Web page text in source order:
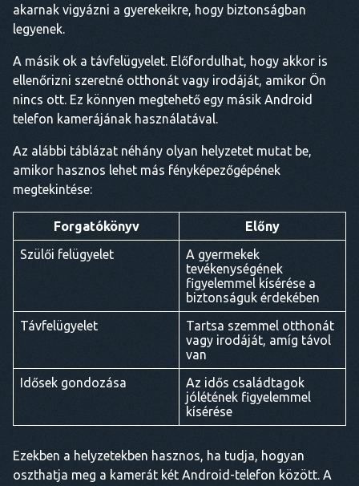
akarnak vigyázni a gyerekeikre, hogy biztonságban
legyenek.
A másik ok a távfelügyelet. Előfordulhat, hogy akkor is
ellenőrizni szeretné otthonát vagy irodáját, amikor Ön
nincs ott. Ez könnyen megtehető egy másik Android
telefon kamerájának használatával.
Az alábbi táblázat néhány olyan helyzetet mutat be,
amikor hasznos lehet más fényképezőgépének
megtekintése:
Forgatókönyv
Előny
Szülői felügyelet
A gyermekek
tevékenységének
figyelemmel kísérése a
biztonságuk érdekében
Távfelügyelet
Tartsa szemmel otthonát
vagy irodáját, amíg távol
van
Idősek gondozása
Az idős családtagok
jólétének figyelemmel
kísérése
Ezekben a helyzetekben hasznos, ha tudja, hogyan
oszthatja meg a kamerát két Android-telefon között. A